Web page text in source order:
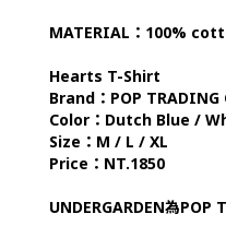
MATERIAL：100%
Hearts T-Shirt
Brand：POP TRADING
Color：Dutch Blue /
Size：M / L / XL
Price：NT.1850
UNDERGARDEN為POP